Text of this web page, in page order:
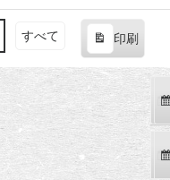
すべて 印刷